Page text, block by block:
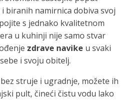
biranih namirnica dobiva svoj
s jednako kvalitetnom
u kuhinji nije samo stvar
zdrave navike u svaki
i svoju obitelj.
struje i ugradnje, možete ih
pult, čineći čistu vodu lako